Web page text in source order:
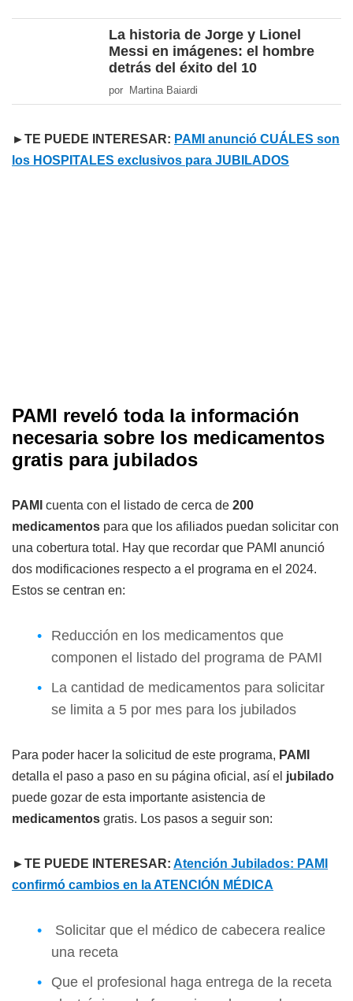
La historia de Jorge y Lionel
Messi en imágenes: el hombre
detrás del éxito del 10
por Martina Baiardi
►TE PUEDE INTERESAR: PAMI anunció CUÁLES son
los HOSPITALES exclusivos para JUBILADOS
PAMI reveló toda la información
necesaria sobre los medicamentos
gratis para jubilados
PAMI cuenta con el listado de cerca de 200
medicamentos para que los afiliados puedan solicitar con
una cobertura total. Hay que recordar que PAMI anunció
dos modificaciones respecto a el programa en el 2024.
Estos se centran en:
Reducción en los medicamentos que
componen el listado del programa de PAMI
La cantidad de medicamentos para solicitar
se limita a 5 por mes para los jubilados
Para poder hacer la solicitud de este programa, PAMI
detalla el paso a paso en su página oficial, así el jubilado
puede gozar de esta importante asistencia de
medicamentos gratis. Los pasos a seguir son:
►TE PUEDE INTERESAR: Atención Jubilados: PAMI
confirmó cambios en la ATENCIÓN MÉDICA
Solicitar que el médico de cabecera realice
una receta
Que el profesional haga entrega de la receta